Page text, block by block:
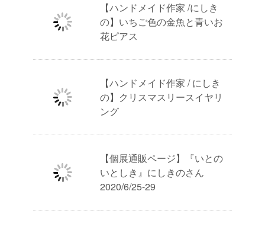
【ハンドメイド作家 /にしき
の】いちご色の金魚と青いお
花ピアス
【ハンドメイド作家 / にしき
の】クリスマスリースイヤリ
ング
【個展通販ページ】『いとの
いとしき』にしきのさん
2020/6/25-29